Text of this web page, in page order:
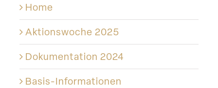
Home
Aktions­woche 2025
Dokumen­tation 2024
Basis-Informationen